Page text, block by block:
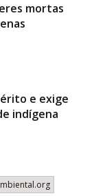
mortas
e exige
indígena